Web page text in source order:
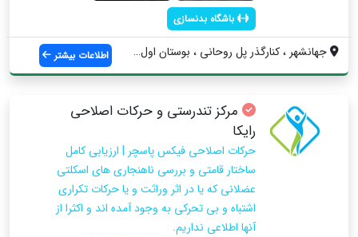
باشگاه بدنسازی
جهانشهر ، کنارگذر پل روحانی ، بوستان اول... اطلاعات بیشتر
مرکز تندرستی و حرکات اصلاحی
رایکا
حرکات اصلاحی فیکس پاسچر | ارزیابی کامل
ساختار قامتی و بررسی ناهنجاری های اسکلتی
عضلانی که یا در اثر وراثت و یا حرکات تکراری
اشتباه و بی تحرکی به وجود آمده اند و اکثرا از
آنها اطلاعی نداریم.